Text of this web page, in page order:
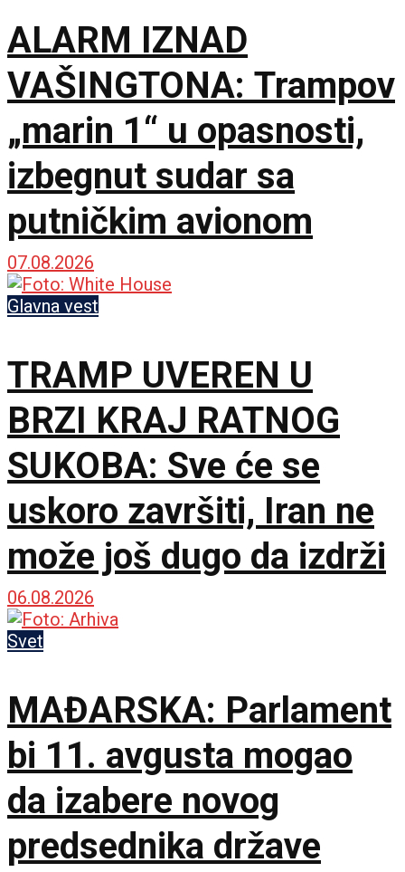
ALARM IZNAD
VAŠINGTONA: Trampov
„marin 1“ u opasnosti,
izbegnut sudar sa
putničkim avionom
07.08.2026
Glavna vest
TRAMP UVEREN U
BRZI KRAJ RATNOG
SUKOBA: Sve će se
uskoro završiti, Iran ne
može još dugo da izdrži
06.08.2026
Svet
MAĐARSKA: Parlament
bi 11. avgusta mogao
da izabere novog
predsednika države